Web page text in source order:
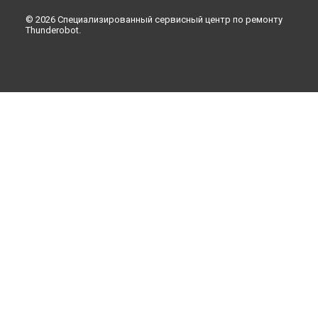
© 2026 Специализированный сервисный центр по ремонту
Thunderobot.